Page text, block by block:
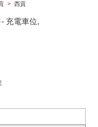
> 西貢
充電車位,